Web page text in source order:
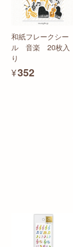
和紙フレークシー
ル 音楽 20枚入
り
¥352